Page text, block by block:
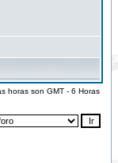
horas son GMT - 6 Horas